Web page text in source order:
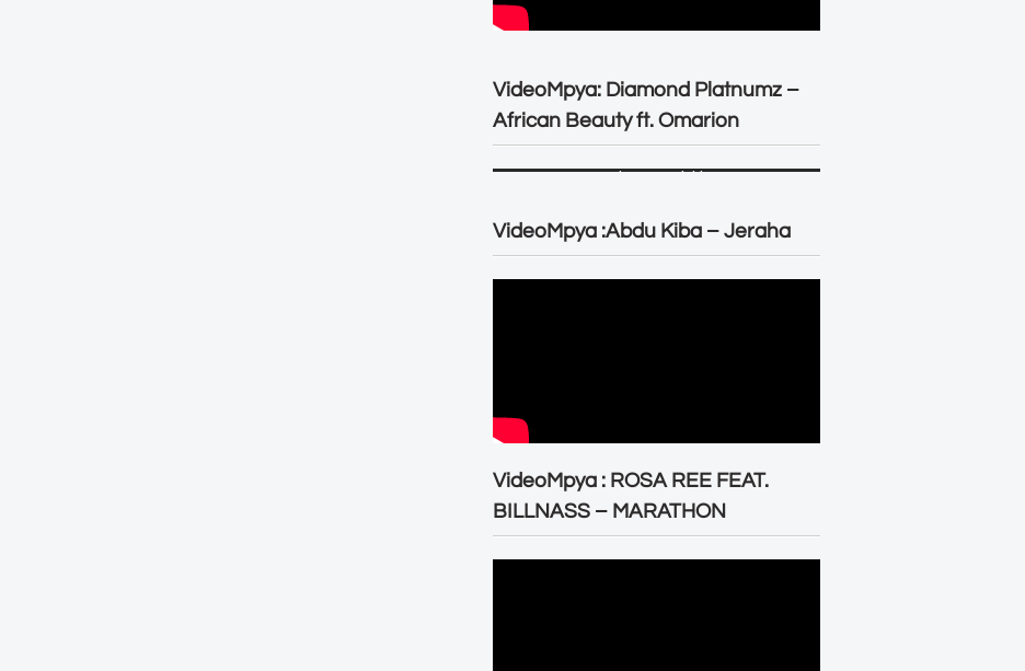
VideoMpya: Diamond Platnumz –
African Beauty ft. Omarion
VideoMpya :Abdu Kiba – Jeraha
VideoMpya : ROSA REE FEAT.
BILLNASS – MARATHON